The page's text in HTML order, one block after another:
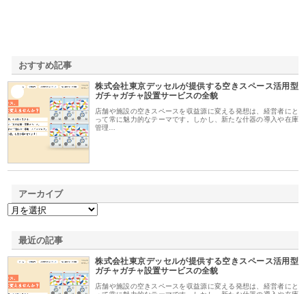
おすすめ記事
株式会社東京デッセルが提供する空きスペース活用型
ガチャガチャ設置サービスの全貌
店舗や施設の空きスペースを収益源に変える発想は、経営者にと
って常に魅力的なテーマです。しかし、新たな什器の導入や在庫
管理…
アーカイブ
最近の記事
株式会社東京デッセルが提供する空きスペース活用型
ガチャガチャ設置サービスの全貌
店舗や施設の空きスペースを収益源に変える発想は、経営者にと